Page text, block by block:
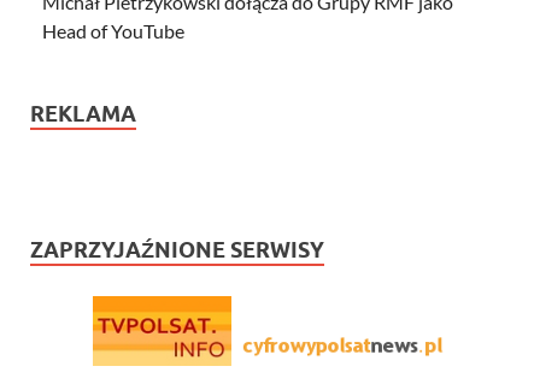
Head of YouTube
REKLAMA
ZAPRZYJAŹNIONE SERWISY